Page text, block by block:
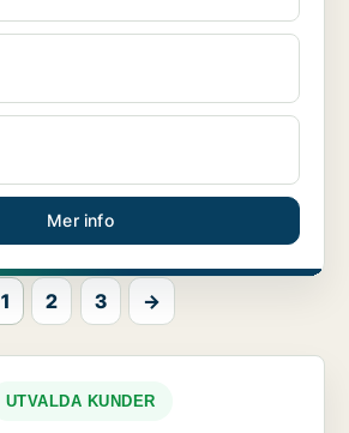
Mer info
1 2 3 →
UTVALDA KUNDER